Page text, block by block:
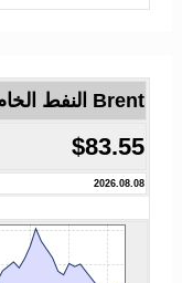
Brent النفط الخام
$83.55
2026.08.08